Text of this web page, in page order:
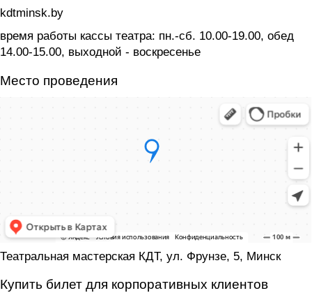
kdtminsk.by
время работы кассы театра: пн.-сб. 10.00-19.00, обед
14.00-15.00, выходной - воскресенье
Место проведения
Театральная мастерская КДТ, ул. Фрунзе, 5, Минск
Купить билет для корпоративных клиентов